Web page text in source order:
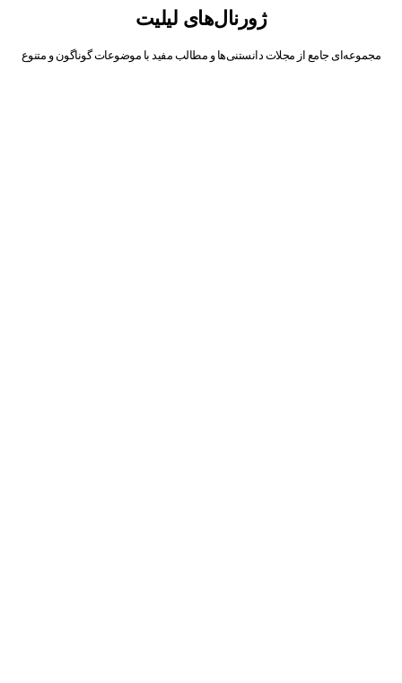
ژورنال‌های لیلیت
مجموعه‌ای جامع از مجلات دانستنی‌ها و مطالب مفید با موضوعات گوناگون و متنوع